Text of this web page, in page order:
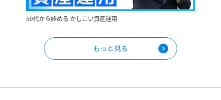
50代から始める かしこい資産運用
もっと見る